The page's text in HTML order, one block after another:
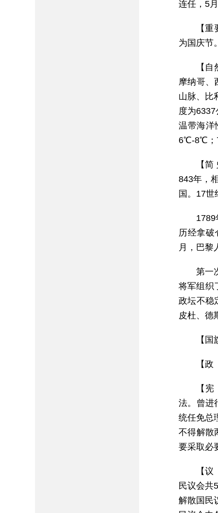
连任，5
【
为国庆节
【
摩纳哥、
山脉、比
度为
温带海洋
6℃-8℃；
【
843年，
国。17
历经拿破
月，巴
第一
将军组织
政坛不稳
皮杜、德
【
【
【
法。曾进
统任免总
不得解散
要采取必
【
民议会共
解散国民